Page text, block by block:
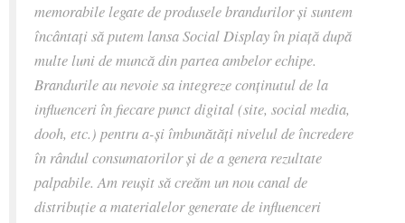
memorabile legate de produsele brandurilor și suntem
încântați să putem lansa Social Display în piață după
multe luni de muncă din partea ambelor echipe.
Brandurile au nevoie sa integreze conținutul de la
influenceri în fiecare punct digital (site, social media,
dooh, etc.) pentru a-și îmbunătăți nivelul de încredere
în rândul consumatorilor și de a genera rezultate
palpabile. Am reușit să creăm un nou canal de
distribuție a materialelor generate de influenceri